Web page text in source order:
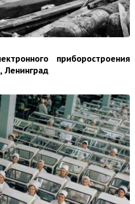
приборостроения
Ленинград